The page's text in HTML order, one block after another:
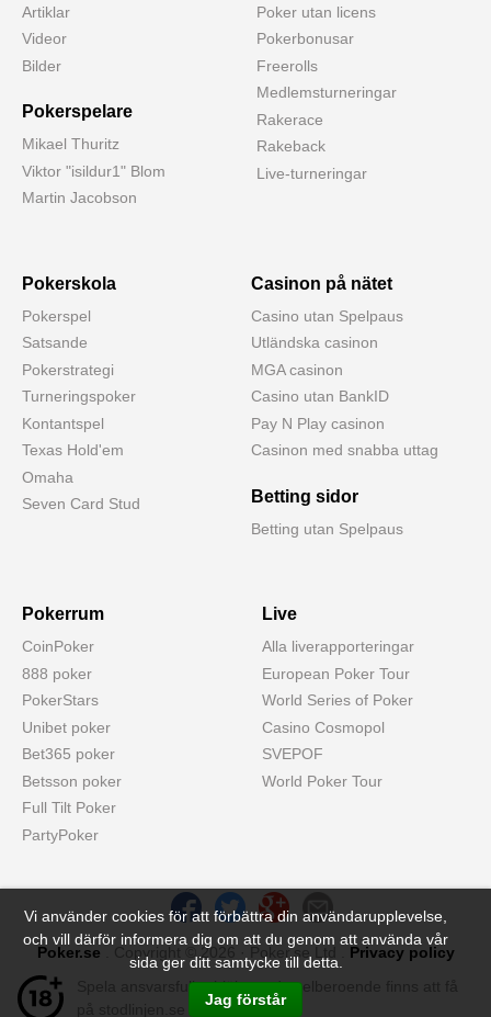
Artiklar
Videor
Bilder
Pokerspelare
Mikael Thuritz
Viktor "isildur1" Blom
Martin Jacobson
Poker utan licens
Pokerbonusar
Freerolls
Medlemsturneringar
Rakerace
Rakeback
Live-turneringar
Pokerskola
Pokerspel
Satsande
Pokerstrategi
Turneringspoker
Kontantspel
Texas Hold'em
Omaha
Seven Card Stud
Casinon på nätet
Casino utan Spelpaus
Utländska casinon
MGA casinon
Casino utan BankID
Pay N Play casinon
Casinon med snabba uttag
Betting sidor
Betting utan Spelpaus
Pokerrum
CoinPoker
888 poker
PokerStars
Unibet poker
Bet365 poker
Betsson poker
Full Tilt Poker
PartyPoker
Live
Alla liverapporteringar
European Poker Tour
World Series of Poker
Casino Cosmopol
SVEPOF
World Poker Tour
Poker.se . Copyright © 2026 · Poker.se Ltd . Privacy policy
Spela ansvarsfullt - hjälp med spelberoende finns att få
Vi använder cookies för att förbättra din användarupplevelse,
och vill därför informera dig om att du genom att använda vår
sida ger ditt samtycke till detta.
Jag förstår